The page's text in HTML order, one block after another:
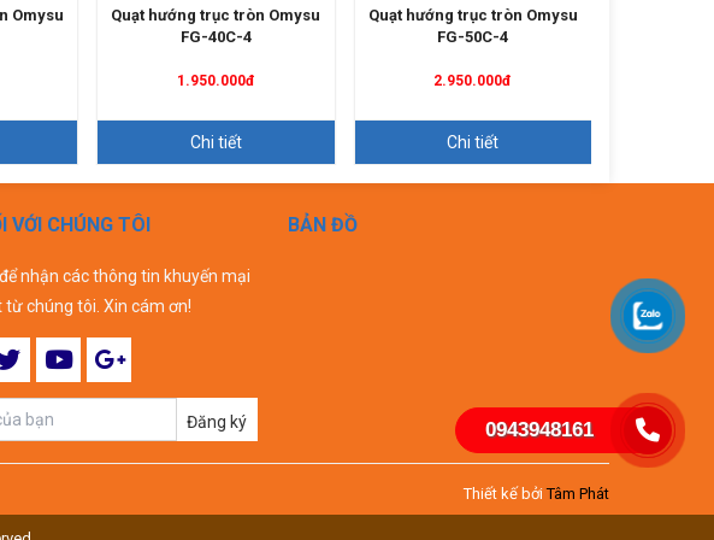
Omysu
Quạt hướng trục tròn Omysu
FG-40C-4
1.950.000đ
Chi tiết
Quạt hướng trục tròn Omysu
FG-50C-4
2.950.000đ
Chi tiết
VỚI CHÚNG TÔI
nhận các thông tin khuyến mại
từ chúng tôi. Xin cám ơn!
Đăng ký
BẢN ĐỒ
Thiết kế bởiTâm Phát
0943948161